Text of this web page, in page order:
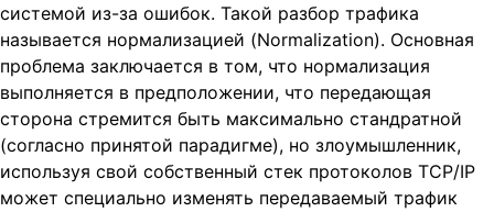
системой из-за ошибок. Такой разбор трафика
называется нормализацией (Normalization). Основная
проблема заключается в том, что нормализация
выполняется в предположении, что передающая
сторона стремится быть максимально стандратной
(согласно принятой парадигме), но злоумышленник,
используя свой собственный стек протоколов TCP/IP
может специально изменять передаваемый трафик